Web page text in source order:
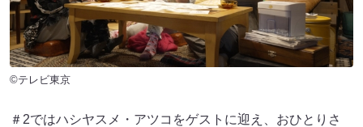
©テレビ東京
＃2ではハシヤスメ・アツコをゲストに迎え、おひとりさ